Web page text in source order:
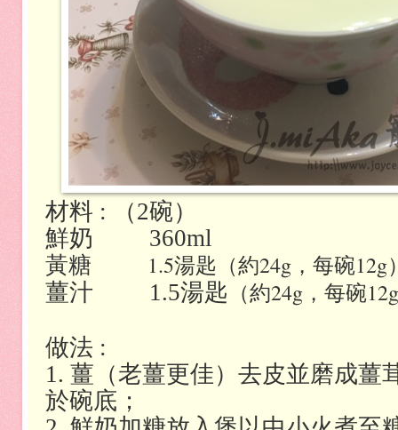
材料 : （2碗）
鮮奶 360ml
黃糖 1.5湯匙（約24g，每碗12g
薑汁 1.5湯匙 （約24g，每碗
做法 :
1. 薑（老薑更佳）去皮並磨成薑
於碗底；